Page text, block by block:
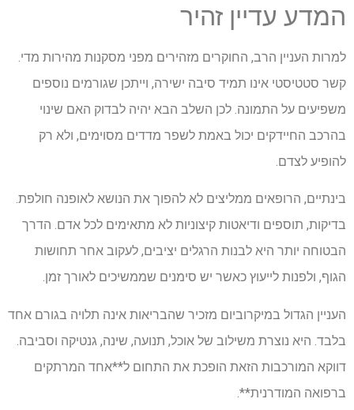
המדע עדיין זהיר
למרות העניין הרב, החוקרים מזהירים מפני מסקנות מהירות מדי.
קשר סטטיסטי אינו תמיד סיבה ישירה, וייתכן שגורמים נוספים
משפיעים על התמונה. לכן השלב הבא יהיה לבדוק האם שינוי
בהרכב החיידקים יכול באמת לשפר מדדים מסוימים, ולא רק
להופיע לצדם.
בינתיים, הרופאים ממליצים לא להפוך את הנושא לאופנה חולפת.
בדיקות, תוספים ודיאטות קיצוניות לא מתאימים לכל אדם. הדרך
הבטוחה יותר היא לבנות הרגלים יציבים, לעקוב אחר תחושות
הגוף, ולפנות לייעוץ כאשר יש סימנים שממשיכים לאורך זמן.
העניין הגדול במיקרוביום מזכיר שהבריאות אינה תלויה בגורם אחד
בלבד. היא נוצרת משילוב של אוכל, תנועה, שינה, גנטיקה וסביבה.
דווקא המורכבות הזאת הופכת את התחום ל**אחד המרתקים
ברפואה המודרנית**.